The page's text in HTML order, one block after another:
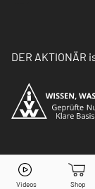
DER AKTIONÄR
©